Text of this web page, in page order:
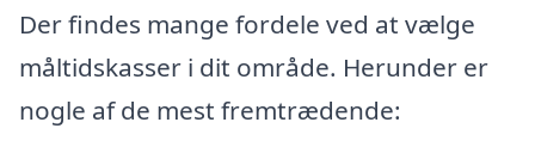
Der findes mange fordele ved at vælge
måltidskasser i dit område. Herunder er
nogle af de mest fremtrædende: